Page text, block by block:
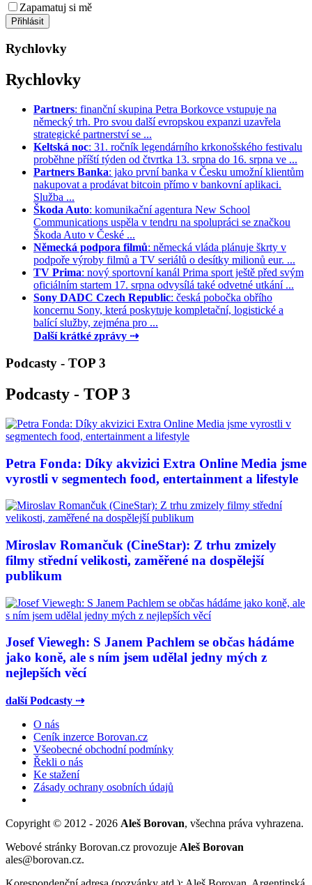
Zapamatuj si mě
Rychlovky
Rychlovky
Partners: finanční skupina Petra Borkovce vstupuje na
německý trh. Pro svou další evropskou expanzi uzavřela
strategické partnerství se ...
Keltská noc: 31. ročník legendárního krkonošského festivalu
proběhne příští týden od čtvrtka 13. srpna do 16. srpna ve ...
Partners Banka: jako první banka v Česku umožní klientům
nakupovat a prodávat bitcoin přímo v bankovní aplikaci.
Služba ...
Škoda Auto: komunikační agentura New School
Communications uspěla v tendru na spolupráci se značkou
Škoda Auto v České ...
Německá podpora filmů: německá vláda plánuje škrty v
podpoře výroby filmů a TV seriálů o desítky milionů eur. ...
TV Prima: nový sportovní kanál Prima sport ještě před svým
oficiálním startem 17. srpna odvysílá také odvetné utkání ...
Sony DADC Czech Republic: česká pobočka obřího
koncernu Sony, která poskytuje kompletační, logistické a
balící služby, zejména pro ...
Další krátké zprávy ⇢
Podcasty - TOP 3
Podcasty - TOP 3
Petra Fonda: Díky akvizici Extra Online Media jsme
vyrostli v segmentech food, entertainment a lifestyle
Miroslav Romančuk (CineStar): Z trhu zmizely
filmy střední velikosti, zaměřené na dospělejší
publikum
Josef Viewegh: S Janem Pachlem se občas hádáme
jako koně, ale s ním jsem udělal jedny mých z
nejlepších věcí
další Podcasty ⇢
O nás
Ceník inzerce Borovan.cz
Všeobecné obchodní podmínky
Řekli o nás
Ke stažení
Zásady ochrany osobních údajů
Copyright © 2012 - 2026 Aleš Borovan, všechna práva vyhrazena.
Webové stránky Borovan.cz provozuje Aleš Borovan
ales@borovan.cz.